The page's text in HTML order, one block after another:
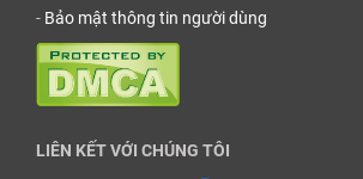
- Bảo mật thông tin người dùng
LIÊN KẾT VỚI CHÚNG TÔI